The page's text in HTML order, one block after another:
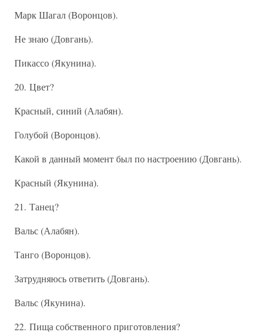
Марк Шагал (Воронцов).
Не знаю (Довгань).
Пикассо (Якунина).
20. Цвет?
Красный, синий (Алабян).
Голубой (Воронцов).
Какой в данный момент был по настроению (Довгань).
Красный (Якунина).
21. Танец?
Вальс (Алабян).
Танго (Воронцов).
Затрудняюсь ответить (Довгань).
Вальс (Якунина).
22. Пища собственного приготовления?